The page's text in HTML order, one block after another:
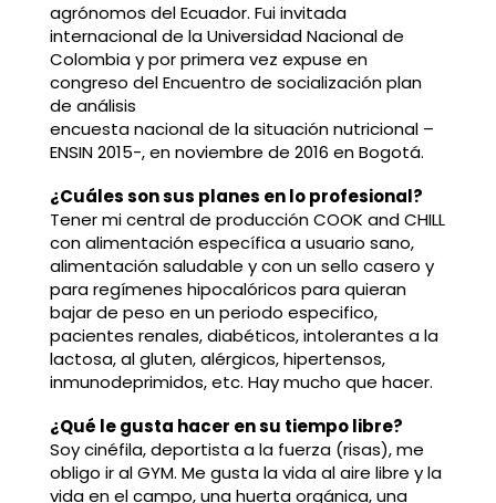
agrónomos del Ecuador. Fui invitada
internacional de la Universidad Nacional de
Colombia y por primera vez expuse en
congreso del Encuentro de socialización plan
de análisis
encuesta nacional de la situación nutricional –
ENSIN 2015-, en noviembre de 2016 en Bogotá.
¿Cuáles son sus planes en lo profesional?
Tener mi central de producción COOK and CHILL
con alimentación específica a usuario sano,
alimentación saludable y con un sello casero y
para regímenes hipocalóricos para quieran
bajar de peso en un periodo especifico,
pacientes renales, diabéticos, intolerantes a la
lactosa, al gluten, alérgicos, hipertensos,
inmunodeprimidos, etc. Hay mucho que hacer.
¿Qué le gusta hacer en su tiempo libre?
Soy cinéfila, deportista a la fuerza (risas), me
obligo ir al GYM. Me gusta la vida al aire libre y la
vida en el campo, una huerta orgánica, una